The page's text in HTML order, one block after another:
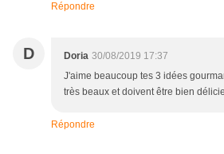
Répondre
D Doria 30/08/2019 17:37
J'aime beaucoup tes 3 idées
très beaux et doivent être bien
Répondre